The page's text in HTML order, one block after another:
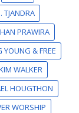
TJANDRA
PRAWIRA
YOUNG & FREE
WALKER
HOUGTHON
WORSHIP